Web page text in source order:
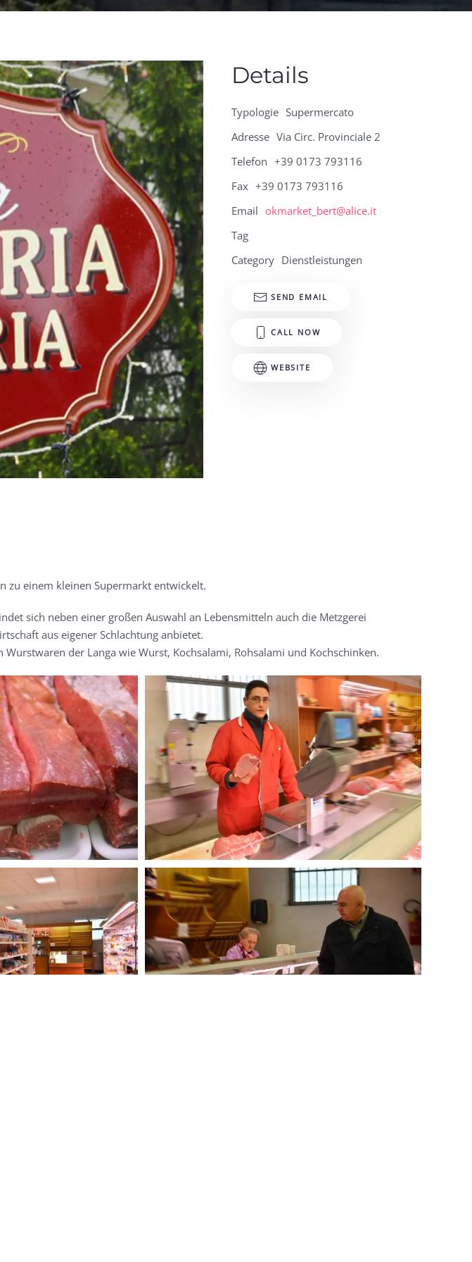
Details
Typologie Supermercato
Adresse Via Circ. Provinciale 2
Telefon +39 0173 793116
Fax +39 0173 793116
Email okmarket_bert@alice.it
Tag
Category Dienstleistungen
SEND EMAIL
CALL NOW
WEBSITE
zu einem kleinen Supermarkt entwickelt.
sich neben einer großen Auswahl an Lebensmitteln auch die Metzgerei
aus eigener Schlachtung anbietet.
der Langa wie Wurst, Kochsalami, Rohsalami und Kochschinken.
MORE...
MORE...